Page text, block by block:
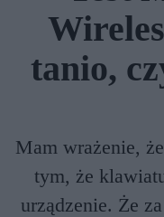
tanio,
Mam wrażenie,
tym, że
urządzenie. Że